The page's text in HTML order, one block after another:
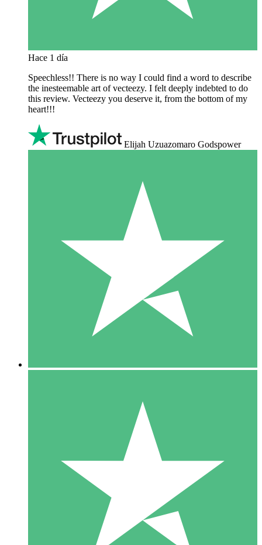
Hace 1 día
Speechless!! There is no way I could find a word to describe
the inesteemable art of vecteezy. I felt deeply indebted to do
this review. Vecteezy you deserve it, from the bottom of my
heart!!!
Elijah Uzuazomaro Godspower